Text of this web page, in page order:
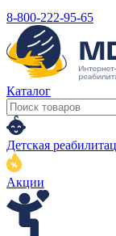
8-800-222-95-65
Каталог
Детская
Акции